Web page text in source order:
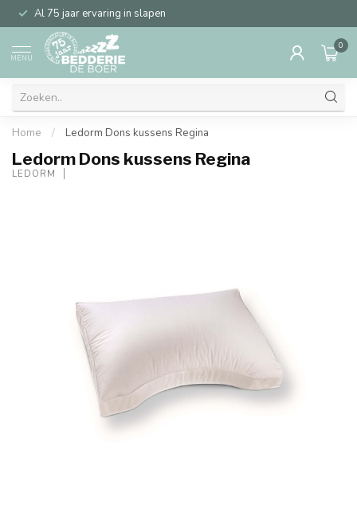
Al 75 jaar ervaring in slapen
MENU
0
Home / Ledorm Dons kussens Regina
Ledorm Dons kussens Regina
LEDORM